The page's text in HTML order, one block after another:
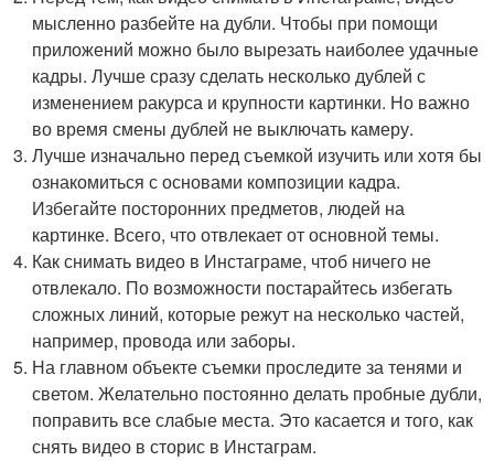
мысленно разбейте на дубли. Чтобы при помощи
приложений можно было вырезать наиболее удачные
кадры. Лучше сразу сделать несколько дублей с
изменением ракурса и крупности картинки. Но важно
во время смены дублей не выключать камеру.
Лучше изначально перед съемкой изучить или хотя бы
ознакомиться с основами композиции кадра.
Избегайте посторонних предметов, людей на
картинке. Всего, что отвлекает от основной темы.
Как снимать видео в Инстаграме, чтоб ничего не
отвлекало. По возможности постарайтесь избегать
сложных линий, которые режут на несколько частей,
например, провода или заборы.
На главном объекте съемки проследите за тенями и
светом. Желательно постоянно делать пробные дубли,
поправить все слабые места. Это касается и того, как
снять видео в сторис в Инстаграм.